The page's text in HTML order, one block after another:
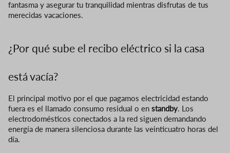
fantasma y asegurar tu tranquilidad mientras disfrutas de tus
merecidas vacaciones.
¿Por qué sube el recibo eléctrico si la casa
está vacía?
El principal motivo por el que pagamos electricidad estando
fuera es el llamado consumo residual o en standby. Los
electrodomésticos conectados a la red siguen demandando
energía de manera silenciosa durante las veinticuatro horas del
día.